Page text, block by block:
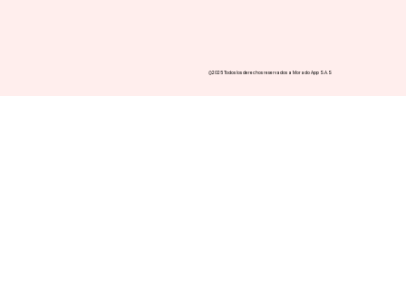
©2025 Todos los derechos reservados a Morado App S.A.S